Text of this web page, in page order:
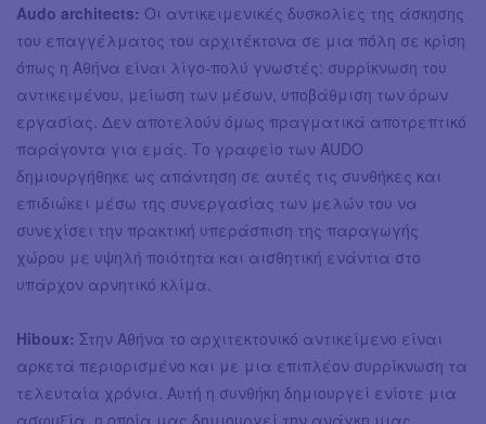
Audo architects: Οι αντικειμενικές δυσκολίες της άσκησης
του επαγγέλματος του αρχιτέκτονα σε μια πόλη σε κρίση
όπως η Αθήνα είναι λίγο-πολύ γνωστές: συρρίκνωση του
αντικειμένου, μείωση των μέσων, υποβάθμιση των όρων
εργασίας. Δεν αποτελούν όμως πραγματικά αποτρεπτικό
παράγοντα για εμάς. Το γραφείο των AUDO
δημιουργήθηκε ως απάντηση σε αυτές τις συνθήκες και
επιδιώκει μέσω της συνεργασίας των μελών του να
συνεχίσει την πρακτική υπεράσπιση της παραγωγής
χώρου με υψηλή ποιότητα και αισθητική ενάντια στο
υπάρχον αρνητικό κλίμα.
Hiboux: Στην Αθήνα το αρχιτεκτονικό αντικείμενο είναι
αρκετά περιορισμένο και με μια επιπλέον συρρίκνωση τα
τελευταία χρόνια. Αυτή η συνθήκη δημιουργεί ενίοτε μια
ασφυξία, η οποία μας δημιουργεί την ανάγκη μιας